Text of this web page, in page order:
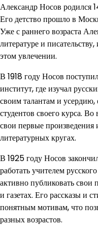
Александр Носов родился
Его детство прошло в
Уже с раннего возраста
литературе и
этом увлечении.
В 1918 году Носов
институт, где изучал
своим талантам и
студентов своего курса.
свои первые произведения
литературных кругах.
В 1925 году Носов
работать учителем
активно публиковать свои
и газетах. Его рассказы и
понятным мотивам, что
разных возрастов.